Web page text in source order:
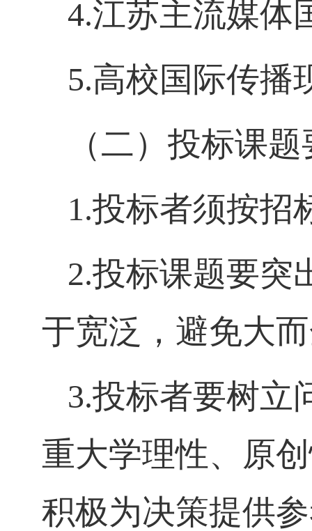
4.江苏主流媒体
5.高校国际传播
（二）投标课
1.投标者须按招
2.投标课题要突
于宽泛，避免大
3.投标者要树立
重大学理性、原
积极为决策提供